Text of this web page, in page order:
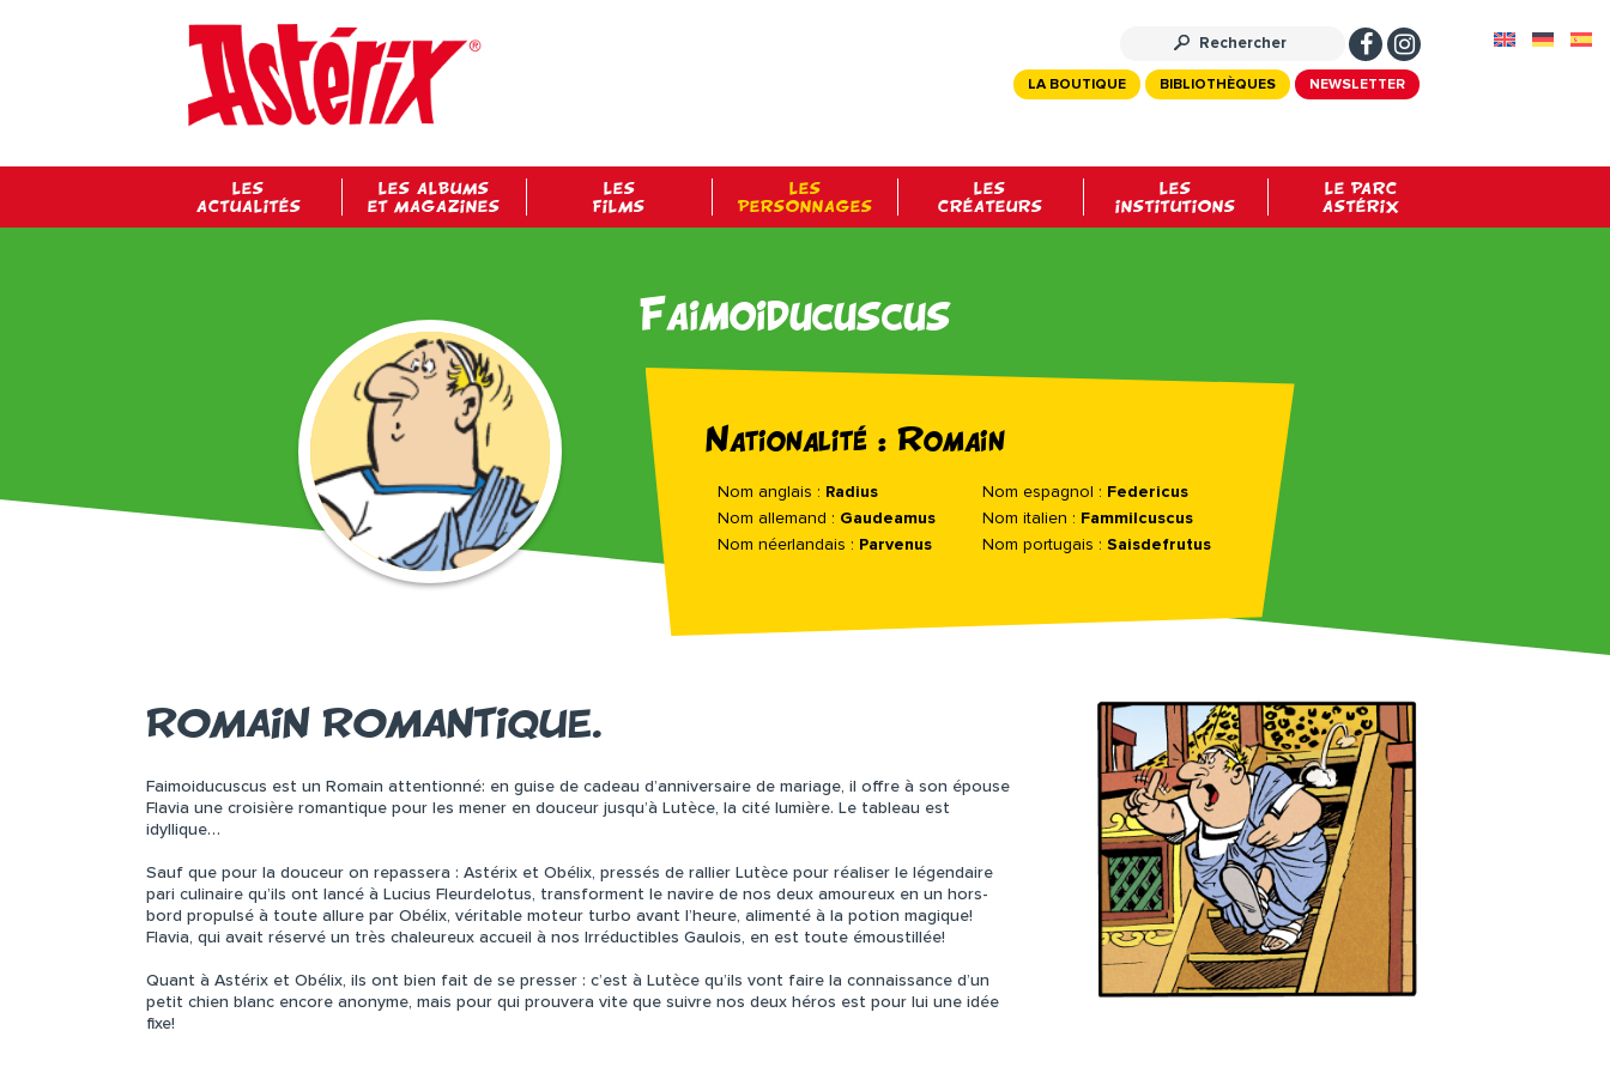
NEWSLETTER
BIBLIOTHÈQUES
LA BOUTIQUE
LES
ACTUALITÉS
LES ALBUMS
ET MAGAZINES
LES
FILMS
LES
PERSONNAGES
LES
CRÉATEURS
LES
INSTITUTIONS
LE PARC
ASTÉRIX
Faimoiducuscus
Nationalité : Romain
Nom anglais : Radius
Nom allemand : Gaudeamus
Nom néerlandais : Parvenus
Nom espagnol : Federicus
Nom italien : Fammilcuscus
Nom portugais : Saisdefrutus
ROMAIN ROMANTIQUE.
Faimoiducuscus est un Romain attentionné: en guise de cadeau d’anniversaire de mariage, il offre à son épouse
Flavia une croisière romantique pour les mener en douceur jusqu’à Lutèce, la cité lumière. Le tableau est
idyllique…
Sauf que pour la douceur on repassera : Astérix et Obélix, pressés de rallier Lutèce pour réaliser le légendaire
pari culinaire qu’ils ont lancé à Lucius Fleurdelotus, transforment le navire de nos deux amoureux en un hors-
bord propulsé à toute allure par Obélix, véritable moteur turbo avant l’heure, alimenté à la potion magique!
Flavia, qui avait réservé un très chaleureux accueil à nos Irréductibles Gaulois, en est toute émoustillée!
Quant à Astérix et Obélix, ils ont bien fait de se presser : c’est à Lutèce qu’ils vont faire la connaissance d’un
petit chien blanc encore anonyme, mais pour qui prouvera vite que suivre nos deux héros est pour lui une idée
fixe!